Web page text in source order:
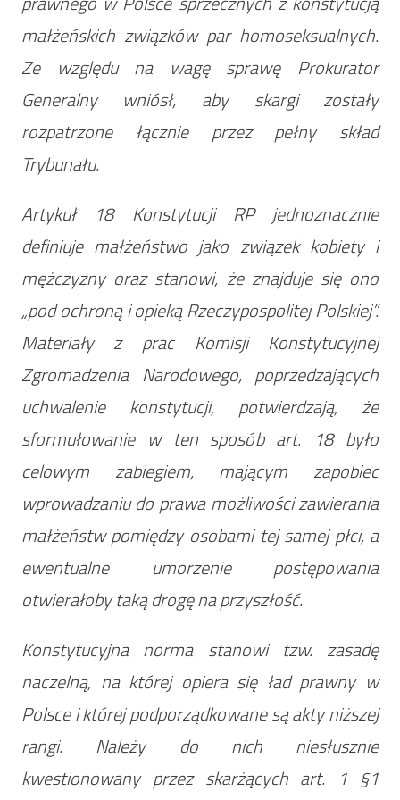
małżeńskich związków par homoseksualnych.
Ze względu na wagę sprawę Prokurator
Generalny wniósł, aby skargi zostały
rozpatrzone łącznie przez pełny skład
Trybunału.
Artykuł 18 Konstytucji RP jednoznacznie
definiuje małżeństwo jako związek kobiety i
mężczyzny oraz stanowi, że znajduje się ono
„pod ochroną i opieką Rzeczypospolitej Polskiej”.
Materiały z prac Komisji Konstytucyjnej
Zgromadzenia Narodowego, poprzedzających
uchwalenie konstytucji, potwierdzają, że
sformułowanie w ten sposób art. 18 było
celowym zabiegiem, mającym zapobiec
wprowadzaniu do prawa możliwości zawierania
małżeństw pomiędzy osobami tej samej płci, a
ewentualne umorzenie postępowania
otwierałoby taką drogę na przyszłość.
Konstytucyjna norma stanowi tzw. zasadę
naczelną, na której opiera się ład prawny w
Polsce i której podporządkowane są akty niższej
rangi. Należy do nich niesłusznie
kwestionowany przez skarżących art. 1 §1